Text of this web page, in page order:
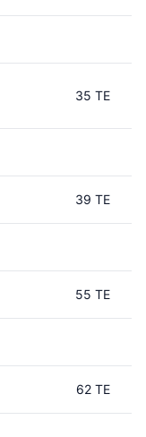
35 TE
39 TE
55 TE
62 TE